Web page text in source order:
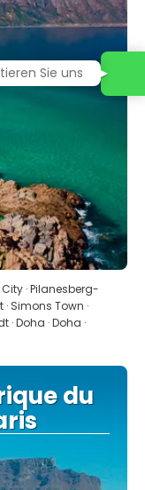
· Pilanesberg-
Simons Town ·
Doha · Doha ·
du